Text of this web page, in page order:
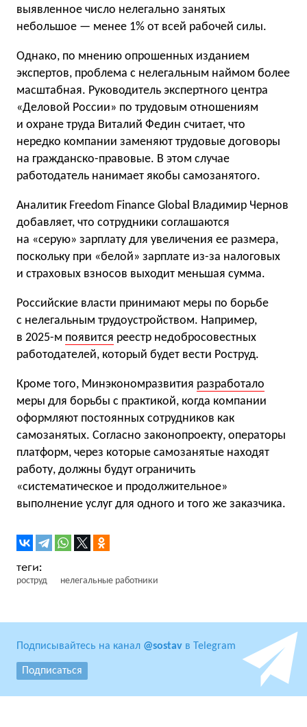
выявленное число нелегально занятых
небольшое — менее 1% от всей рабочей силы.
Однако, по мнению опрошенных изданием
экспертов, проблема с нелегальным наймом более
масштабная. Руководитель экспертного центра
«Деловой России» по трудовым отношениям
и охране труда Виталий Федин считает, что
нередко компании заменяют трудовые договоры
на гражданско-правовые. В этом случае
работодатель нанимает якобы самозанятого.
Аналитик Freedom Finance Global Владимир Чернов
добавляет, что сотрудники соглашаются
на «серую» зарплату для увеличения ее размера,
поскольку при «белой» зарплате из-за налоговых
и страховых взносов выходит меньшая сумма.
Российские власти принимают меры по борьбе
с нелегальным трудоустройством. Например,
в 2025-м появится реестр недобросовестных
работодателей, который будет вести Роструд.
Кроме того, Минэкономразвития разработало
меры для борьбы с практикой, когда компании
оформляют постоянных сотрудников как
самозанятых. Согласно законопроекту, операторы
платформ, через которые самозанятые находят
работу, должны будут ограничить
«систематическое и продолжительное»
выполнение услуг для одного и того же заказчика.
роструд нелегальные работники
Подписывайтесь на канал @sostav в Telegram
Подписаться